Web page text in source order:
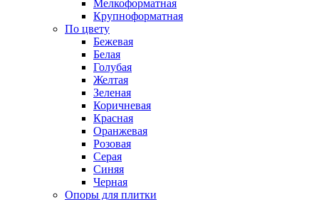
Мелкоформатная
Крупноформатная
По цвету
Бежевая
Белая
Голубая
Желтая
Зеленая
Коричневая
Красная
Оранжевая
Розовая
Серая
Синяя
Черная
Опоры для плитки